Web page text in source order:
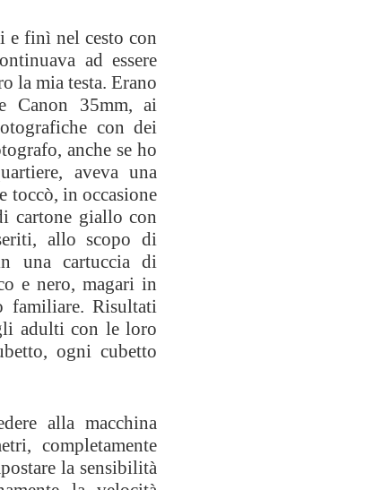
e finì nel cesto con
ad essere
la mia testa. Erano
Canon 35mm, ai
con dei
anche se ho
aveva una
toccò, in occasione
cartone giallo con
allo scopo di
una cartuccia di
e nero, magari in
familiare. Risultati
adulti con le loro
ogni cubetto
alla macchina
completamente
la sensibilità